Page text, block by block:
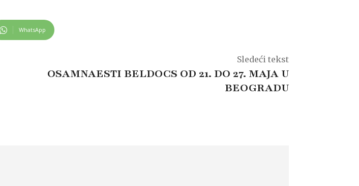
WhatsApp
Sledeći tekst
OSAMNAESTI BELDOCS OD 21. DO 27. MAJA U
BEOGRADU